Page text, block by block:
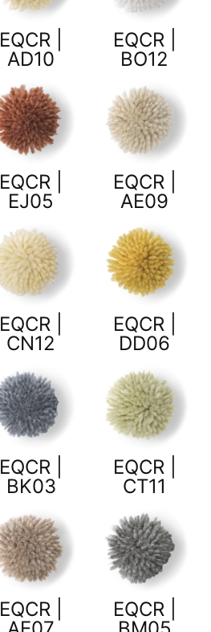
EQCR |
AD10
EQCR |
BO12
EQCR |
EJ05
EQCR |
AE09
EQCR |
CN12
EQCR |
DD06
EQCR |
BK03
EQCR |
CT11
EQCR |
EQCR |